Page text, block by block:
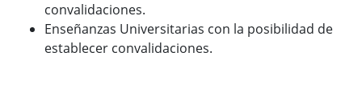
convalidaciones.
Enseñanzas Universitarias con la posibilidad de
establecer convalidaciones.